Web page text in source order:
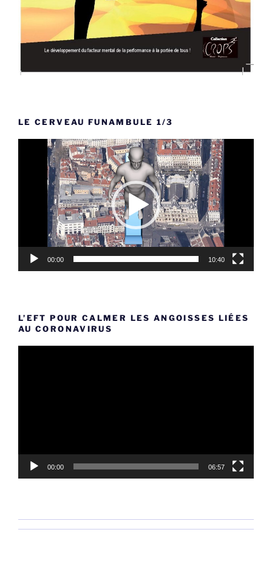
LE CERVEAU FUNAMBULE 1/3
Lecteur
00:00 10:40
L’EFT POUR CALMER LES ANGOISSES LIÉES
AU CORONAVIRUS
00:00 06:57